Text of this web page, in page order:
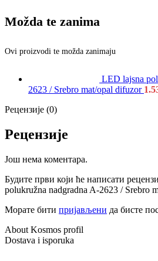
Možda te zanima
Ovi proizvodi te možda zanimaju
LED lajsna
2623 / Srebro mat/opal difuzor
Рецензије (0)
Рецензије
Још нема коментара.
Будите први који ће написати
polukružna nadgradna A-2623 / Srebro
Морате бити пријављени да бисте
About Kosmos profil
Dostava i isporuka